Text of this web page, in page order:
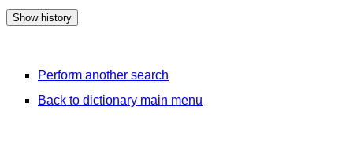
Perform another search
Back to dictionary main menu